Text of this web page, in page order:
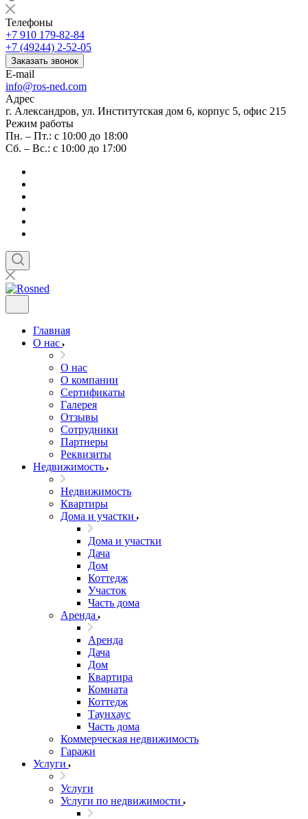
Телефоны
+7 910 179-82-84
+7 (49244) 2-52-05
Заказать звонок
E-mail
info@ros-ned.com
Адрес
г. Александров, ул. Институтская дом 6, корпус 5, офис 215
Режим работы
Пн. – Пт.: с 10:00 до 18:00
Сб. – Вс.: с 10:00 до 17:00
Главная
О нас
О нас
О компании
Сертификаты
Галерея
Отзывы
Сотрудники
Партнеры
Реквизиты
Недвижимость
Недвижимость
Квартиры
Дома и участки
Дома и участки
Дача
Дом
Коттедж
Участок
Часть дома
Аренда
Аренда
Дача
Дом
Квартира
Комната
Коттедж
Таунхаус
Часть дома
Коммерческая недвижимость
Гаражи
Услуги
Услуги
Услуги по недвижимости